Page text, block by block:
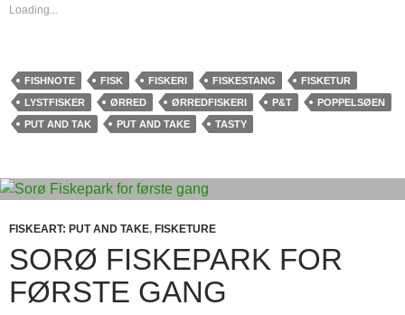
Loading...
FISHNOTE FISK FISKERI FISKESTANG
FISKETUR
LYSTFISKER
ØRRED ØRREDFISKERI P&T
POPPELSØEN
PUT AND TAK
PUT AND TAKE TASTY
FISKEART: PUT AND TAKE, FISKETURE
SORØ FISKEPARK FOR
FØRSTE GANG